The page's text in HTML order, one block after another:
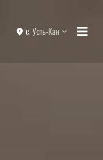
с. Усть-Кан